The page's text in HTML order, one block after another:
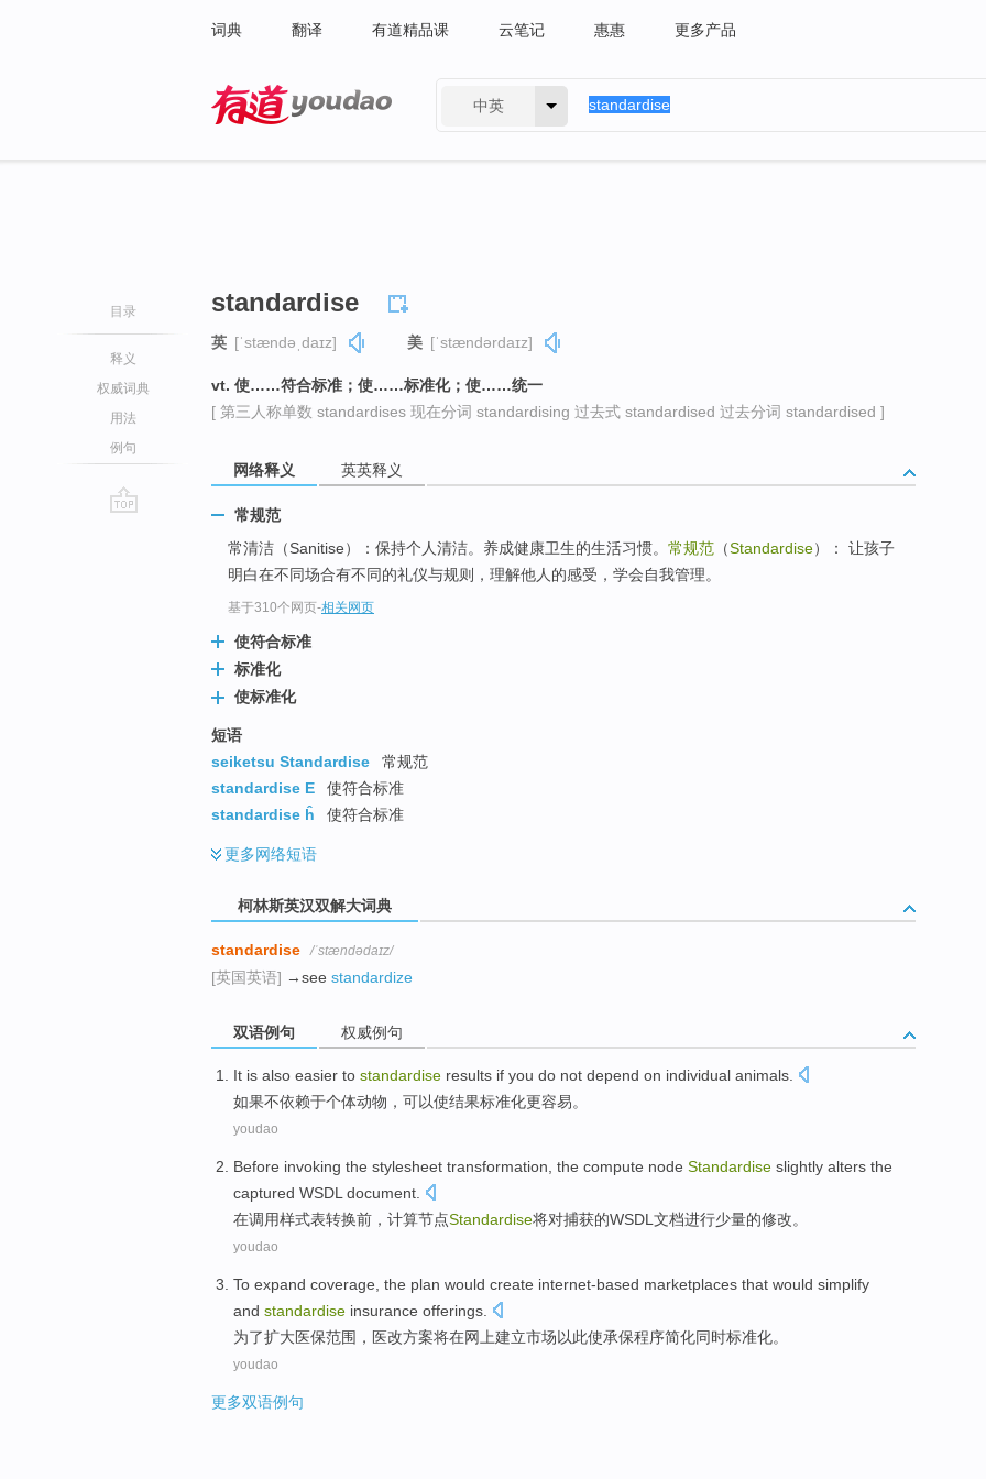
词典 翻译 有道精品课 云笔记 惠惠 更多产品
中英
目录
释义
权威词典
用法
例句
standardise
英 [ˈstændəˌdaɪz] 美 [ˈstændərdaɪz]
vt. 使……符合标准；使……标准化；使……统一
[ 第三人称单数 standardises 现在分词 standardising 过去式 standardised 过去分词 standardised ]
网络释义 英英释义
常规范
常清洁（Sanitise）：保持个人清洁。养成健康卫生的生活习惯。 常规范 （Standardise）： 让孩子
明白在不同场合有不同的礼仪与规则，理解他人的感受，学会自我管理。
基于310个网页-相关网页
使符合标准
标准化
使标准化
短语
seiketsu Standardise
常规范
standardise E
使符合标准
standardise ĥ
使符合标准
更多网络短语
柯林斯英汉双解大词典
standardise /ˈstændədaɪz/
[英国英语] →see standardize
双语例句 权威例句
It is also easier to standardise results if you do not depend on individual animals.
如果不依赖于个体动物，可以使结果标准化更容易。
youdao
Before invoking the stylesheet transformation the compute node Standardise slightly alters the
captured WSDL document
在调用样式表转换前， 计算节点Standardise将对捕获的WSDL 文档进行少量的修改。
youdao
To expand coverage , the plan would create internet-based marketplaces that would simplify
and standardise insurance offerings.
为了扩大医保范围 ，医改方案将在网上建立市场以此使承保程序简化同时标准化。
youdao
更多双语例句